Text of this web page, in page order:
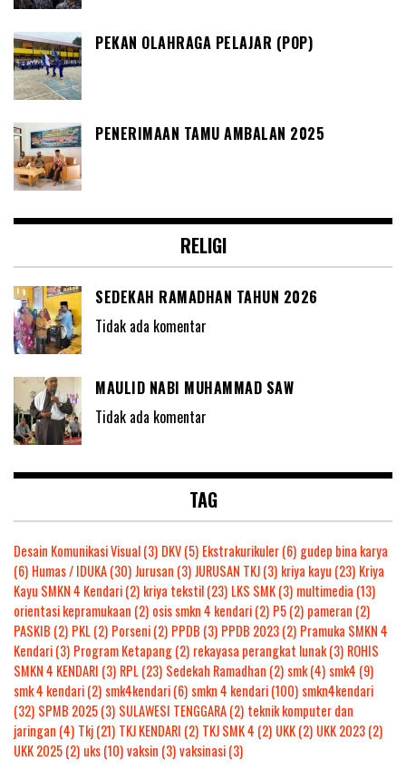
PEKAN OLAHRAGA PELAJAR (POP)
PENERIMAAN TAMU AMBALAN 2025
RELIGI
SEDEKAH RAMADHAN TAHUN 2026
Tidak ada komentar
MAULID NABI MUHAMMAD SAW
Tidak ada komentar
TAG
Desain Komunikasi Visual(3) DKV(5) Ekstrakurikuler(6) gudep bina karya
(6) Humas / IDUKA(30)Jurusan (3)JURUSAN TKJ(3) kriya kayu (23) Kriya
Kayu SMKN 4 Kendari(2) kriya tekstil(23) LKS SMK(3) multimedia (13)
orientasi kepramukaan (2) osis smkn 4 kendari(2) P5(2) pameran (2)
PASKIB (2) PKL(2) Porseni(2) PPDB (3) PPDB 2023(2) Pramuka SMKN 4
Kendari(3) Program Ketapang(2) rekayasa perangkat lunak(3) ROHIS
SMKN 4 KENDARI (3) RPL(23) Sedekah Ramadhan (2) smk(4) smk4 (9)
smk 4 kendari(2) smk4kendari(6) smkn 4 kendari(100) smkn4kendari
(32) SPMB 2025(3) SULAWESI TENGGARA(2) teknik komputer dan
jaringan (4) Tkj(21) TKJ KENDARI (2) TKJ SMK 4 (2) UKK(2) UKK 2023(2)
UKK 2025(2) uks(10)vaksin (3)vaksinasi(3)